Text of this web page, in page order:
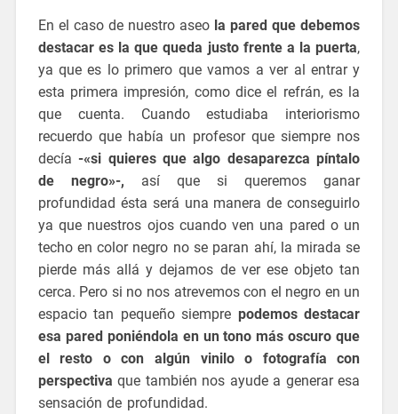
En el caso de nuestro aseo la pared que debemos
destacar es la que queda justo frente a la puerta,
ya que es lo primero que vamos a ver al entrar y
esta primera impresión, como dice el refrán, es la
que cuenta. Cuando estudiaba interiorismo
recuerdo que había un profesor que siempre nos
decía -«si quieres que algo desaparezca píntalo
de negro»-, así que si queremos ganar
profundidad ésta será una manera de conseguirlo
ya que nuestros ojos cuando ven una pared o un
techo en color negro no se paran ahí, la mirada se
pierde más allá y dejamos de ver ese objeto tan
cerca. Pero si no nos atrevemos con el negro en un
espacio tan pequeño siempre podemos destacar
esa pared poniéndola en un tono más oscuro que
el resto o con algún vinilo o fotografía con
perspectiva que también nos ayude a generar esa
sensación de profundidad.